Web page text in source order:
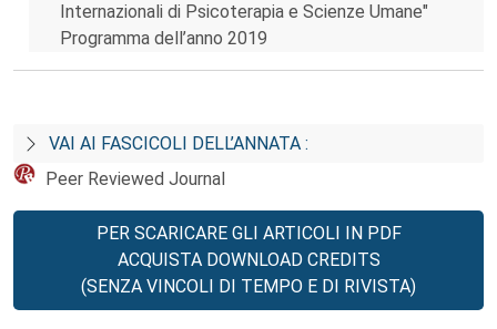
Internazionali di Psicoterapia e Scienze Umane"
Programma dell’anno 2019
VAI AI FASCICOLI DELL’ANNATA :
Peer Reviewed Journal
PER SCARICARE GLI ARTICOLI IN PDF
ACQUISTA DOWNLOAD CREDITS
(SENZA VINCOLI DI TEMPO E DI RIVISTA)